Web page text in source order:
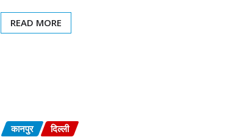
READ MORE
कानपुर दिल्ली